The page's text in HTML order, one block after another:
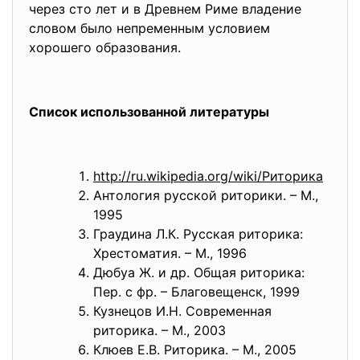
через сто лет и в Древнем Риме владение
словом было непременным условием
хорошего образования.
Список использованной литературы
http://ru.wikipedia.org/wiki/Риторика
Антология русской риторики. – М.,
1995
Граудина Л.К. Русская риторика:
Хрестоматия. – М., 1996
Дюбуа Ж. и др. Общая риторика:
Пер. с фр. – Благовещенск, 1999
Кузнецов И.Н. Современная
риторика. – М., 2003
Клюев Е.В. Риторика. – М., 2005